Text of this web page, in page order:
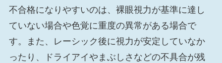
不合格になりやすいのは、裸眼視力が基準に達し
ていない場合や色覚に重度の異常がある場合で
す。また、レーシック後に視力が安定していなか
ったり、ドライアイやまぶしさなどの不具合が残